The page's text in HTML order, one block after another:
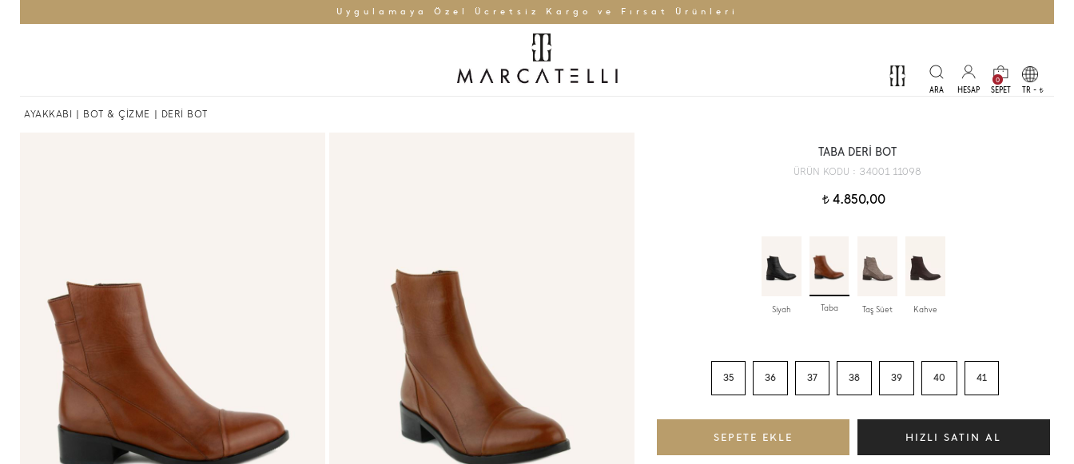
Uygulamaya Özel Ücretsiz Kargo ve Fırsat Ürünleri
0
TR - t
AYAKKABI BOT & ÇİZME | DERİ BOT
TABA DERİ BOT
ÜRÜN KODU : 34001 11098
t4.850,00
Siyah Taba Taş Süet Kahve
35 36 37 38 39 40 41